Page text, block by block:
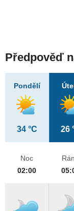
Předpověď
Pondělí
34 °C 26
Noc
02:00